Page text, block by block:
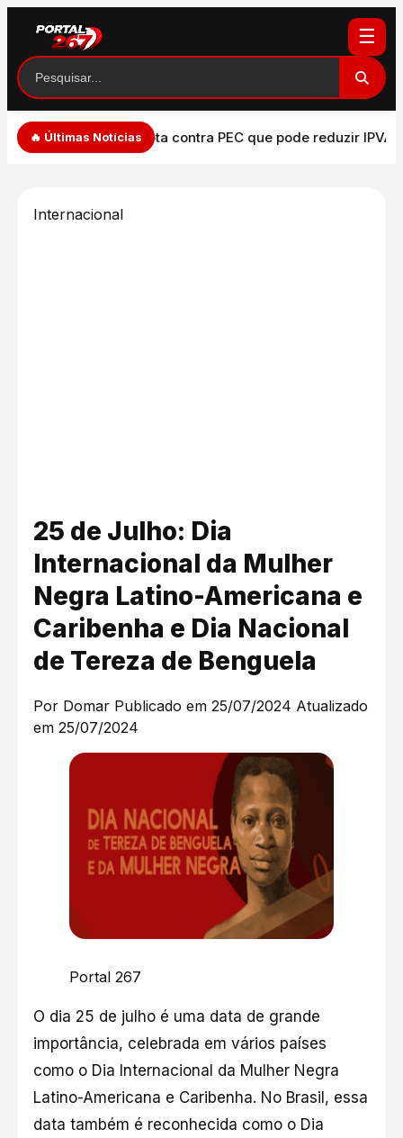
☰
🔥 Últimas Notícias
PT vota contra PEC que pode reduzir IPVA em até 75% e
Internacional
25 de Julho: Dia
Internacional da Mulher
Negra Latino-Americana e
Caribenha e Dia Nacional
de Tereza de Benguela
Por Domar Publicado em 25/07/2024 Atualizado
em 25/07/2024
Portal 267
O dia 25 de julho é uma data de grande
importância, celebrada em vários países
como o Dia Internacional da Mulher Negra
Latino-Americana e Caribenha. No Brasil, essa
data também é reconhecida como o Dia